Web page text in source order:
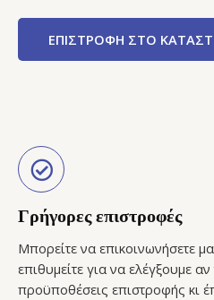
ΕΠΙΣΤΡΟΦΉ ΣΤΟ
Γρήγορες επιστροφές
Μπορείτε να επικοινωνήσετε
επιθυμείτε για να ελέγξουμε αν
προϋποθέσεις επιστροφής κι